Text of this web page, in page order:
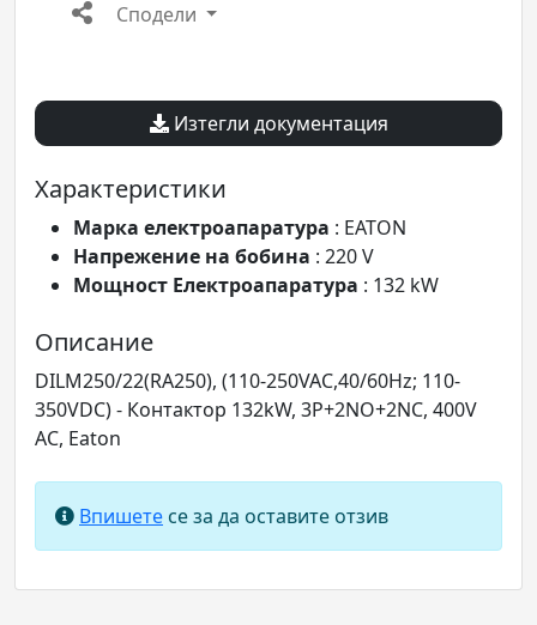
Сподели
Изтегли документация
Характеристики
Марка електроапаратура : EATON
Напрежение на бобина : 220 V
Мощност Електроапаратура : 132 kW
Описание
DILM250/22(RA250), (110-250VAC,40/60Hz; 110-
350VDC) - Контактор 132kW, 3P+2NO+2NC, 400V
AC, Eaton
Впишете се за да оставите отзив